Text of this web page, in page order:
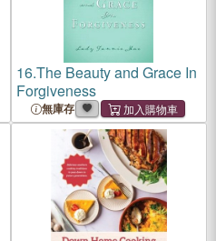
16.The Beauty and Grace In
Forgiveness
無庫存